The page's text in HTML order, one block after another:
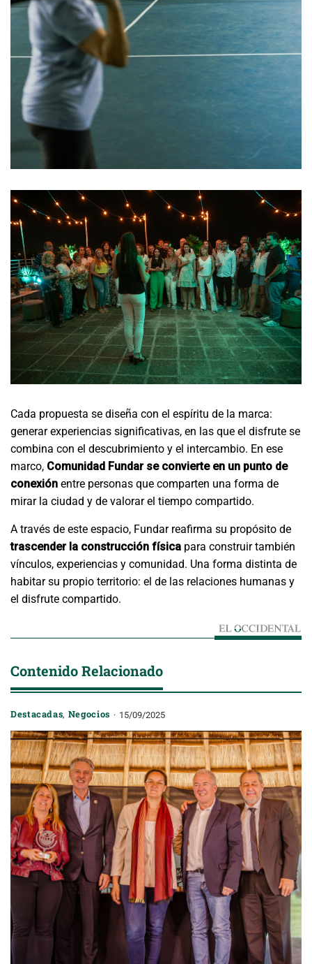
Cada propuesta se diseña con el espíritu de la marca:
generar experiencias significativas, en las que el disfrute se
combina con el descubrimiento y el intercambio. En ese
marco, Comunidad Fundar se convierte en un punto de
conexión entre personas que comparten una forma de
mirar la ciudad y de valorar el tiempo compartido.
A través de este espacio, Fundar reafirma su propósito de
trascender la construcción física para construir también
vínculos, experiencias y comunidad. Una forma distinta de
habitar su propio territorio: el de las relaciones humanas y
el disfrute compartido.
Contenido Relacionado
Destacadas, Negocios 15/09/2025